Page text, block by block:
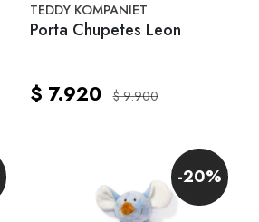
TEDDY KOMPANIET
Porta Chupetes Leon
$ 7.920 $ 9.900
-20%